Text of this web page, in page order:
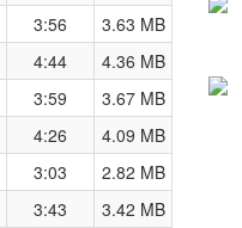
3:56
3.63 MB
4:44
4.36 MB
3:59
3.67 MB
4:26
4.09 MB
3:03
2.82 MB
3:43
3.42 MB